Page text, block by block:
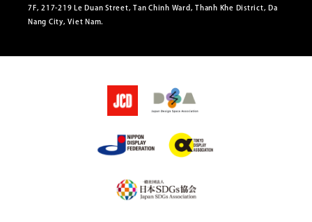
7F, 217-219 Le Duan Street, Tan Chinh Ward, Thanh Khe District, Da
Nang City, Viet Nam.